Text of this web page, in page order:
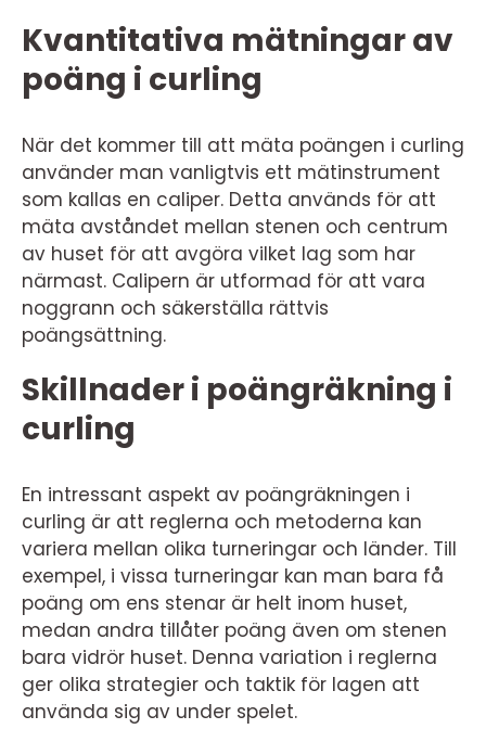
Kvantitativa mätningar av
poäng i curling
När det kommer till att mäta poängen i curling
använder man vanligtvis ett mätinstrument
som kallas en caliper. Detta används för att
mäta avståndet mellan stenen och centrum
av huset för att avgöra vilket lag som har
närmast. Calipern är utformad för att vara
noggrann och säkerställa rättvis
poängsättning.
Skillnader i poängräkning i
curling
En intressant aspekt av poängräkningen i
curling är att reglerna och metoderna kan
variera mellan olika turneringar och länder. Till
exempel, i vissa turneringar kan man bara få
poäng om ens stenar är helt inom huset,
medan andra tillåter poäng även om stenen
bara vidrör huset. Denna variation i reglerna
ger olika strategier och taktik för lagen att
använda sig av under spelet.